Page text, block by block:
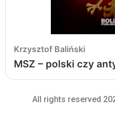
Krzysztof Baliński
MSZ – polski czy
All rights reserved